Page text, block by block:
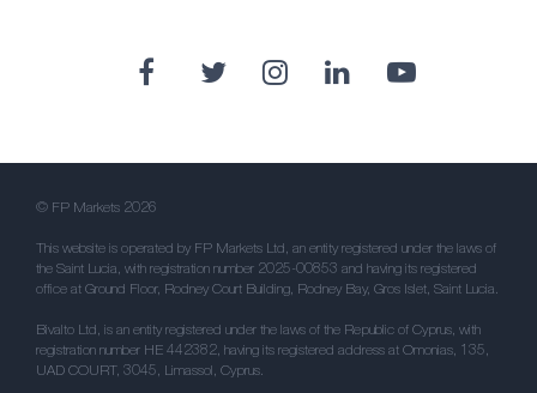
© FP Markets 2026
This website is operated by FP Markets Ltd, an entity registered under the laws of
the Saint Lucia, with registration number 2025-00853 and having its registered
office at Ground Floor, Rodney Court Building, Rodney Bay, Gros Islet, Saint Lucia.
Bivalto Ltd, is an entity registered under the laws of the Republic of Cyprus, with
registration number HE 442382, having its registered address at Omonias, 135,
UAD COURT, 3045, Limassol, Cyprus.